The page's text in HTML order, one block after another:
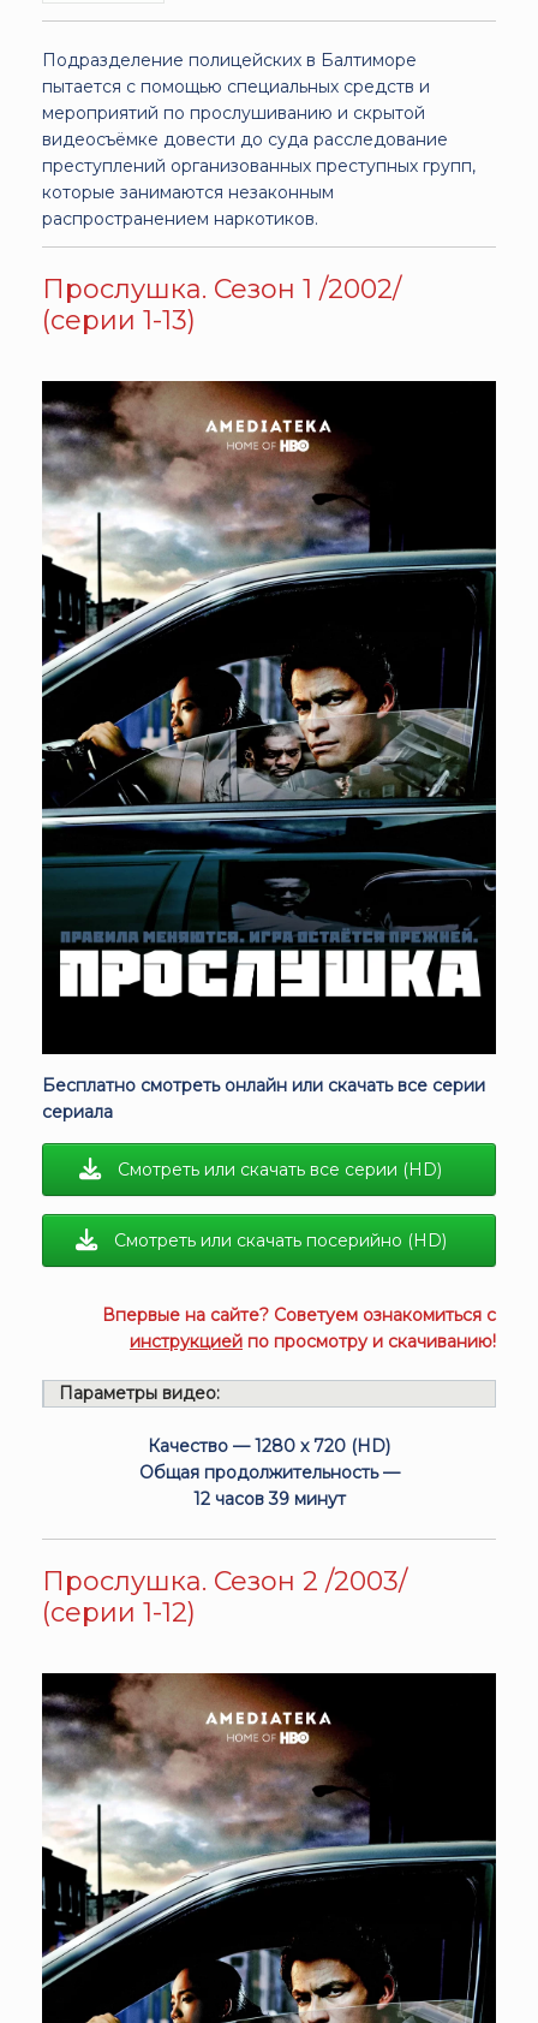
Подразделение полицейских в Балтиморе
пытается с помощью специальных средств и
мероприятий по прослушиванию и скрытой
видеосъёмке довести до суда расследование
преступлений организованных преступных групп,
которые занимаются незаконным
распространением наркотиков.
Прослушка. Сезон 1 /2002/
(серии 1-13)
Бесплатно смотреть онлайн или скачать все серии
сериала
Смотреть или скачать все серии (HD)
Смотреть или скачать посерийно (HD)
Впервые на сайте? Советуем ознакомиться с
инструкцией по просмотру и скачиванию!
Параметры видео:
Качество — 1280 x 720 (HD)
Общая продолжительность —
12 часов 39 минут
Прослушка. Сезон 2 /2003/
(серии 1-12)